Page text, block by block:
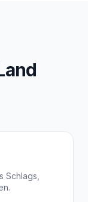
Schlags,